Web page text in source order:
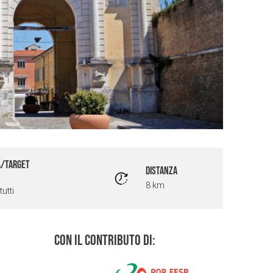
TARGET DISTANZA
8 km
Con il contributo di: